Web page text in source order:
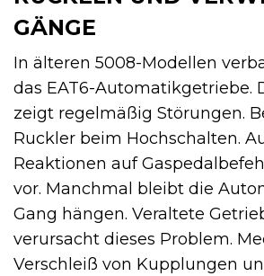
GÄNGE
In älteren 5008-Modellen
das EAT6-Automatikgetriebe.
zeigt regelmäßig Störungen.
Ruckler beim Hochschalten.
Reaktionen auf
vor. Manchmal bleibt die
Gang hängen. Veraltete
verursacht dieses Problem.
Verschleiß von Kupplungen